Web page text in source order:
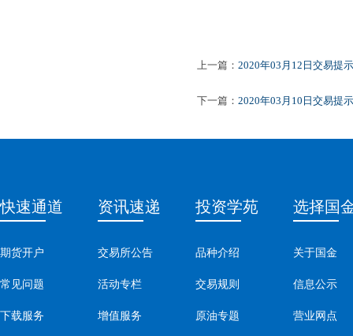
上一篇： 2020年03月12日交易提示
下一篇： 2020年03月10日交易提示
快速通道
期货开户
常见问题
下载服务
资讯速递
交易所公告
活动专栏
增值服务
投资学苑
品种介绍
交易规则
原油专题
选择国
关于国金
信息公示
营业网点